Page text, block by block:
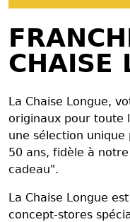
CHAISE
La Chaise Longue,
originaux pour toute
une sélection
50 ans, fidèle à
cadeau".
La Chaise Longue
concept-stores